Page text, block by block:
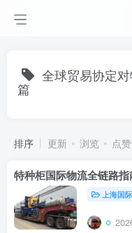
全球贸易协定
篇
排序 更新 浏览 点赞
特种柜国际物流全链路
上海国